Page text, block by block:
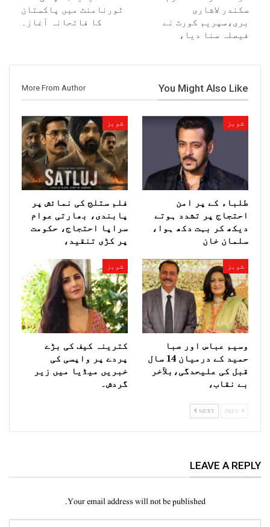
سکندر لاشاری
بری،سپریم کورٹ نے
فیصلہ سنا دیا،
ٹورنامنٹ میں پاکستان
کا فاتحانہ آغاز۔
You Might Also Like
More From Author
شوبز
طلباء کے پر امن
احتجاج پر تشدد ہوتے
دیکھ کر بہت دکھ ہوا،
سلمان خان
شوبز
فلم ستلج کی نمائش پر
پابندی، بھارتی عوام
سراپا احتجاج، حکومت
پر کڑی تنقید،
شوبز
وسیم عباس اور صبا
حمید کے درمیان 14 سال
قبل کی علیحدگی،بلآخر
بے نقاب،
شوبز
کترینہ کیف کی بڑے
پردے پر واپسی کی
خبریں میڈیا میں زیر
گردش۔
NEXT
LEAVE A REPLY
Your email address will not be published.